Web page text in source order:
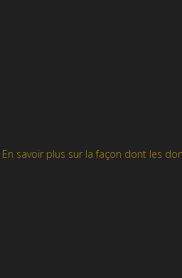
En savoir plus sur la façon dont les